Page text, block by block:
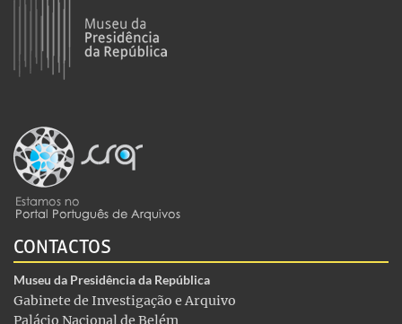
CONTACTOS
Museu da Presidência da República
Gabinete de Investigação e Arquivo
Palácio Nacional de Belém